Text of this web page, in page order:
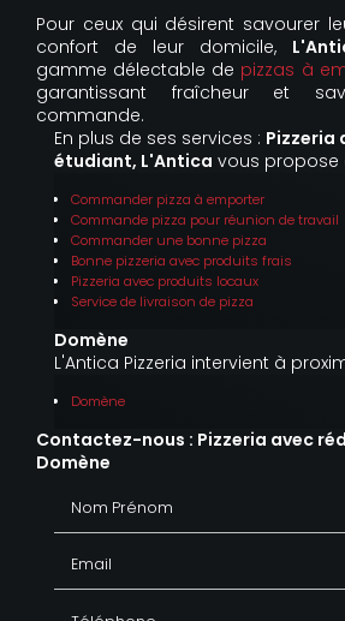
Pour ceux qui désirent savourer
confort de leur domicile,
gamme délectable de pizzas à
garantissant fraîcheur et
commande.
En plus de ses services : Pizzeria
étudiant, L'Antica vous propose
Commander pizza à emporter
Commande pizza pour réunion de travail
Commander une bonne pizza
Bonne pizzeria avec produits frais
Pizzeria avec produits locaux
Service de livraison de pizza
Domène
L'Antica Pizzeria intervient à
Domène
Contactez-nous : Pizzeria avec
Domène